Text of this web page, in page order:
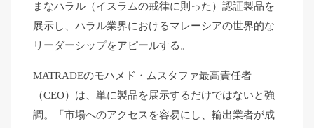
まなハラル（イスラムの戒律に則った） 認証製品を
展示し、 ハラル業界におけるマレーシアの世界的な
リーダーシップをアピールする。
MATRADEのモハメド・ムスタファ最高責任者
（CEO）は、 単に製品を展示するだけではないと強
調。「 市場へのアクセスを容易にし、 輸出業者が成